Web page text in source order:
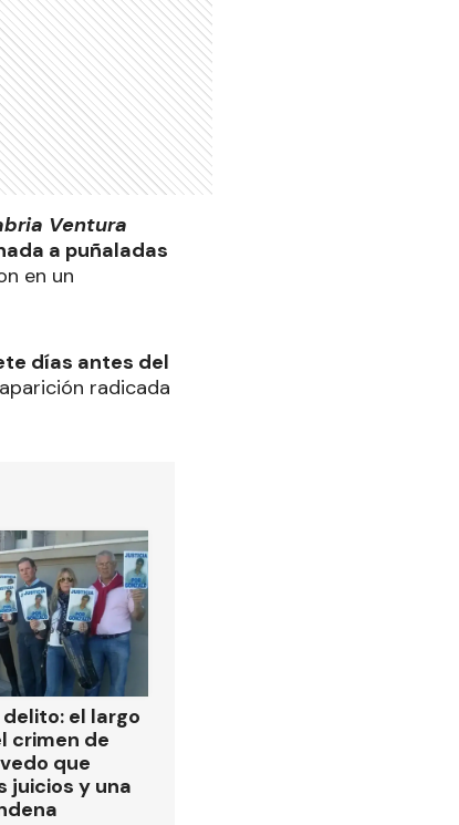
Ventura
a puñaladas
en un
días antes del
radicada
el largo
crimen de
que
juicios y una